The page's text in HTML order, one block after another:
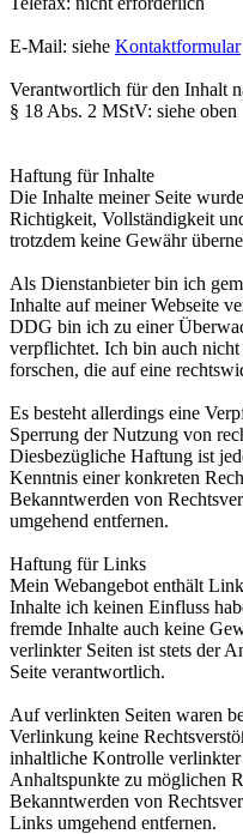
E-Mail: siehe Kontaktformular
Verantwortlich für den Inhalt
§ 18 Abs. 2 MStV: siehe oben
Haftung für Inhalte
Die Inhalte meiner Seite
Richtigkeit, Vollständigkeit
trotzdem keine Gewähr
Als Dienstanbieter bin ich
Inhalte auf meiner Webseite
DDG bin ich zu einer
verpflichtet. Ich bin auch
forschen, die auf eine
Es besteht allerdings eine
Sperrung der Nutzung von
Diesbezügliche Haftung ist
Kenntnis einer konkreten
Bekanntwerden von
umgehend entfernen.
Haftung für Links
Mein Webangebot enthält
Inhalte ich keinen Einfluss
fremde Inhalte auch keine
verlinkter Seiten ist stets der
Seite verantwortlich.
Auf verlinkten Seiten waren
Verlinkung keine
inhaltliche Kontrolle verlinkter
Anhaltspunkte zu möglichen
Bekanntwerden von
Links umgehend entfernen.